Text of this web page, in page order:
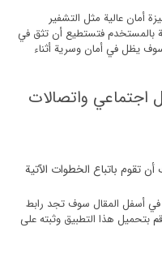
أمان عالية مثل التشفير
بالمستخدم فتستطيع أن تثق في
يظل في أمان وسرية أثناء
اجتماعي واتصالات
باتباع الخطوات الآتية
في أسفل المقال سوف تجد رابط
بتحميل هذا التطبيق وثبته على